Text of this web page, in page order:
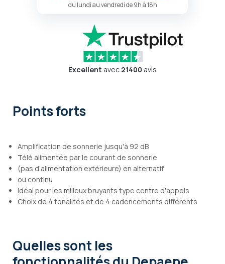
du lundi au vendredi de 9h à 18h
Excellent avec 21400 avis
Points forts
Amplification de sonnerie jusqu'à 92 dB
Télé alimentée par le courant de sonnerie
(pas d’alimentation extérieure) en alternatif
ou continu
Idéal pour les milieux bruyants type centre d'appels
Choix de 4 tonalités et de 4 cadencements différents
Quelles sont les